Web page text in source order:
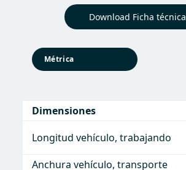
Download Ficha técnica
Dimensiones
Longitud vehículo, trabajando
Anchura vehículo, transporte
Métrica